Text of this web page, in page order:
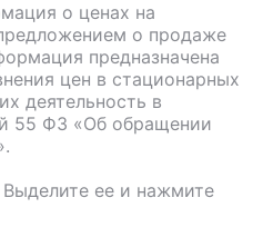
о ценах на
о продаже
предназначена
цен в стационарных
деятельность в
55 ФЗ «Об обращении
ее и нажмите